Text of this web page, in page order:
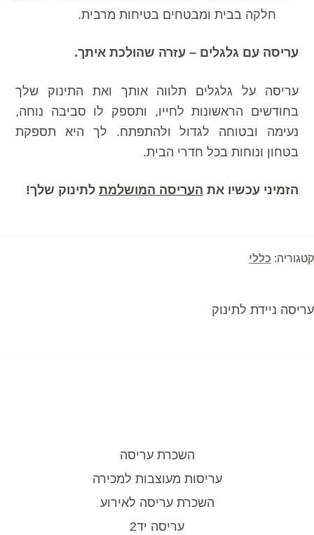
חלקה בבית ומבטחים בטיחות מרבית.
עריסה עם גלגלים – עזרה שהולכת איתך.
עריסה על גלגלים תלווה אותך ואת התינוק שלך
בחודשים הראשונות לחייו, ותספק לו סביבה נוחה,
נעימה ובטוחה לגדול ולהתפתח. לך היא תספקת
בטחון ונוחות בכל חדרי הבית.
הזמיני עכשיו את העריסה המושלמת לתינוק שלך!
קטגוריה: כללי
ניווט
הפוסט
עריסה ניידת לתינוק
השכרת עריסה
עריסות מעוצבות למכירה
השכרת עריסה לאירוע
עריסה יד2